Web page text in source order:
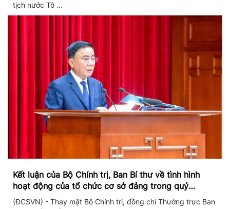
tịch nước Tô ...
Kết luận của Bộ Chính trị, Ban Bí thư về tình hình
hoạt động của tổ chức cơ sở đảng trong quý
II/2026
(ĐCSVN) - Thay mặt Bộ Chính trị, đồng chí Thường trực Ban